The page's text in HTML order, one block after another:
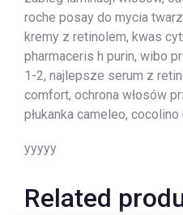
roche posay do mycia
kremy z retinolem, kwas
pharmaceris h purin, wibo
1-2, najlepsze serum z
comfort, ochrona włosów
płukanka cameleo,
yyyyy
Related